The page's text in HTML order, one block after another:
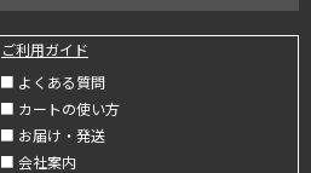
ご利用ガイド
■ よくある質問
■ カートの使い方
■ お届け・発送
■ 会社案内